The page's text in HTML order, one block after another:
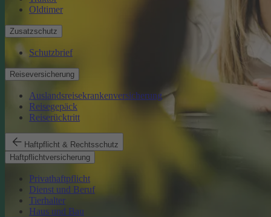
Oldtimer
Zusatzschutz
Schutzbrief
Reiseversicherung
Auslandsreisekrankenversicherung
Reisegepäck
Reiserücktritt
Haftpflicht & Rechtsschutz
Haftpflichtversicherung
Privathaftpflicht
Dienst und Beruf
Tierhalter
Haus und Bau